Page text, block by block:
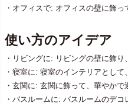
・オフィスで: オフィスの壁に飾
使い方のアイデア
・リビングに: リビングの壁に飾
・寝室に: 寝室のインテリアとし
・玄関に: 玄関に飾って、華やかで
・バスルームに: バスルームのデ